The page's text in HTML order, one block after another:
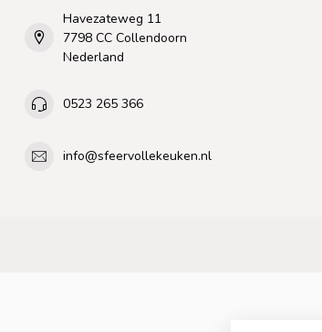
Havezateweg 11
7798 CC Collendoorn
Nederland
0523 265 366
info@sfeervollekeuken.nl